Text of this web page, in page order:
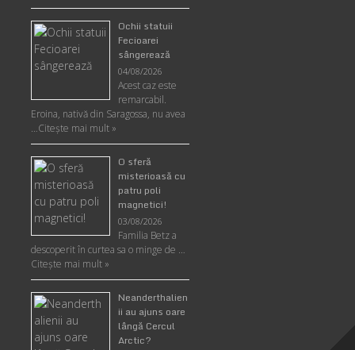
Ochii statuii
Fecioarei
sângerează
04/08/2026
Acest caz este
remarcabil.
Eroina, nativă din Saragossa, nu avea
…Citeşte mai mult »
O sferă
misterioasă cu
patru poli
magnetici!
03/08/2026
Familia Betz a
descoperit în curtea sa o minge de …
Citeşte mai mult »
Neanderthalien
ii au ajuns oare
lângă Cercul
Arctic?